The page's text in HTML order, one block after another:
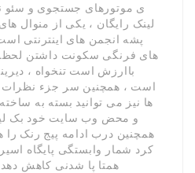
ی موتورهای جستجوی و سئو
لینک رایگان ، یکی از منوال
پشه انجمن های اینترنتی
های فرنگی سکونت داشتن
باارزش است تنخواه ،
است ، همچنین سر جزء
ها نیز می توانید بسته به
و محض وب سایت خود بک
همچنین درب ادامه پیج رنک
کرد شمار وابستگی پایگاه اسیر
همتا پا شدنی کاهش